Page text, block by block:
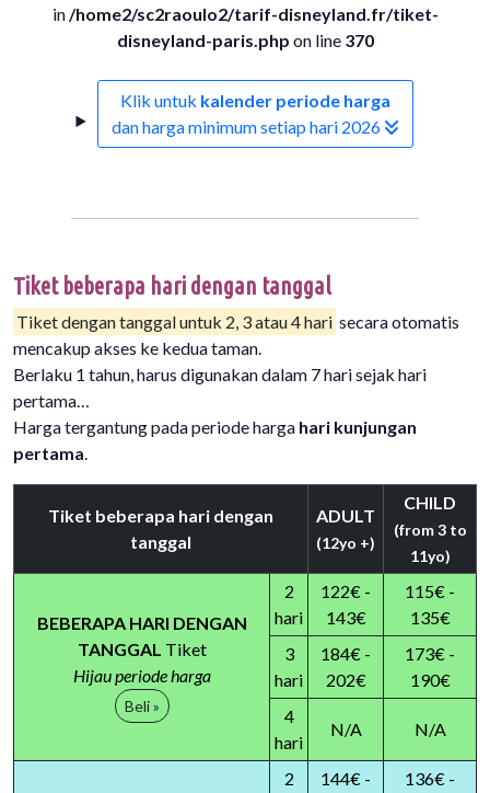
in/home2/sc2raoulo2/tarif-disneyland.fr/tiket-
disneyland-paris.php on line 370
Klik untuk kalender periode harga
dan harga minimum setiap hari 2026
Tiket beberapa hari dengan tanggal
Tiket dengan tanggal untuk 2, 3 atau 4 hari secara otomatis
mencakup akses ke kedua taman.
Berlaku 1 tahun, harus digunakan dalam 7 hari sejak hari
pertama…
Harga tergantung pada periode harga hari kunjungan
pertama.
Tiket beberapa hari dengan
tanggal
ADULT
(12yo +)
CHILD
(from 3 to
11yo)
BEBERAPA HARI DENGAN
TANGGAL Tiket
Hijau periode harga
Beli »
2
hari
122€ -
143€
115€ -
135€
3
hari
184€ -
202€
173€ -
190€
4
hari
N/A N/A
2
144€ -
136€ -